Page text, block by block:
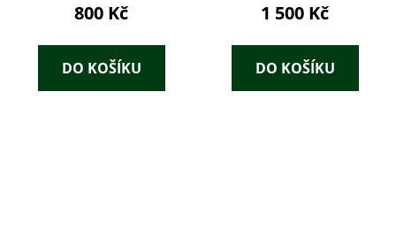
800 Kč
DO KOŠÍKU
1 500 Kč
DO KOŠÍKU